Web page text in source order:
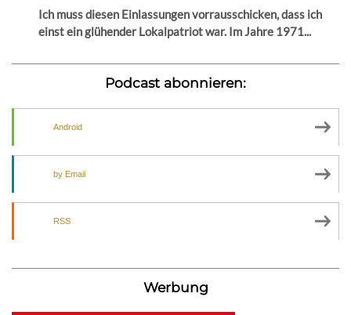
Ich muss diesen Einlassungen vorrausschicken, dass ich
einst ein glühender Lokalpatriot war. Im Jahre 1971...
Podcast abonnieren:
Android
by Email
RSS
Werbung